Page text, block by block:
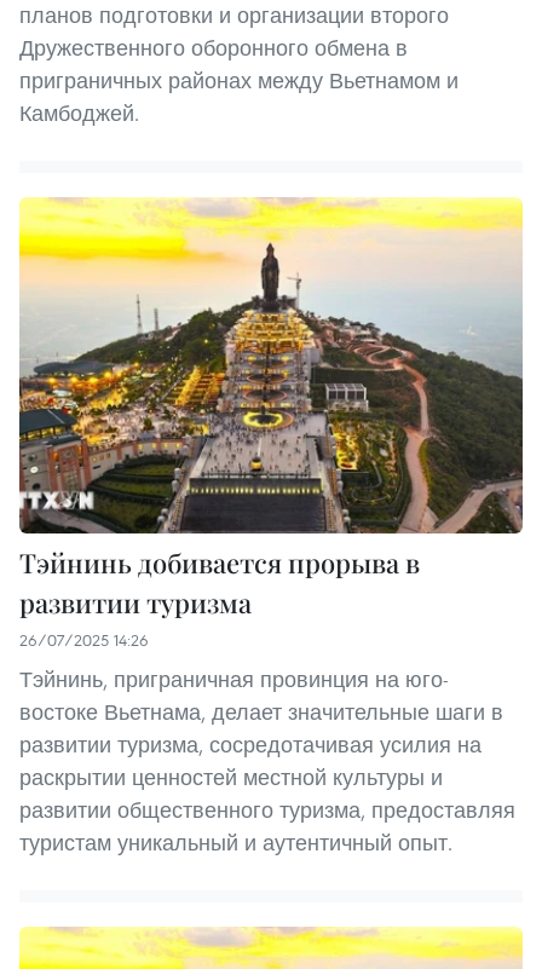
планов подготовки и организации второго
Дружественного оборонного обмена в
приграничных районах между Вьетнамом и
Камбоджей.
Тэйнинь добивается прорыва в
развитии туризма
26/07/2025 14:26
Тэйнинь, приграничная провинция на юго-
востоке Вьетнама, делает значительные шаги в
развитии туризма, сосредотачивая усилия на
раскрытии ценностей местной культуры и
развитии общественного туризма, предоставляя
туристам уникальный и аутентичный опыт.